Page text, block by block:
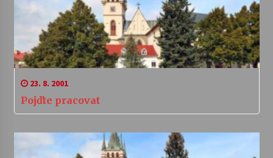
23. 8. 2001
Pojďte pracovat